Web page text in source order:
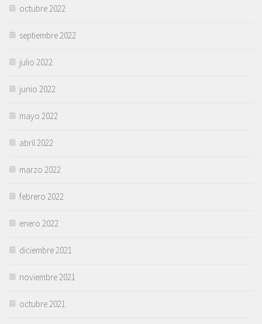
octubre 2022
septiembre 2022
julio 2022
junio 2022
mayo 2022
abril 2022
marzo 2022
febrero 2022
enero 2022
diciembre 2021
noviembre 2021
octubre 2021